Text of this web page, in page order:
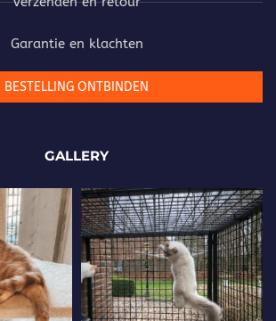
Garantie en klachten
BESTELLING ONTBINDEN
GALLERY